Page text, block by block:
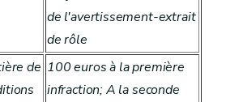
de l'avertissement-extrait
de rôle
de 100 euros à la première
infraction; A la seconde